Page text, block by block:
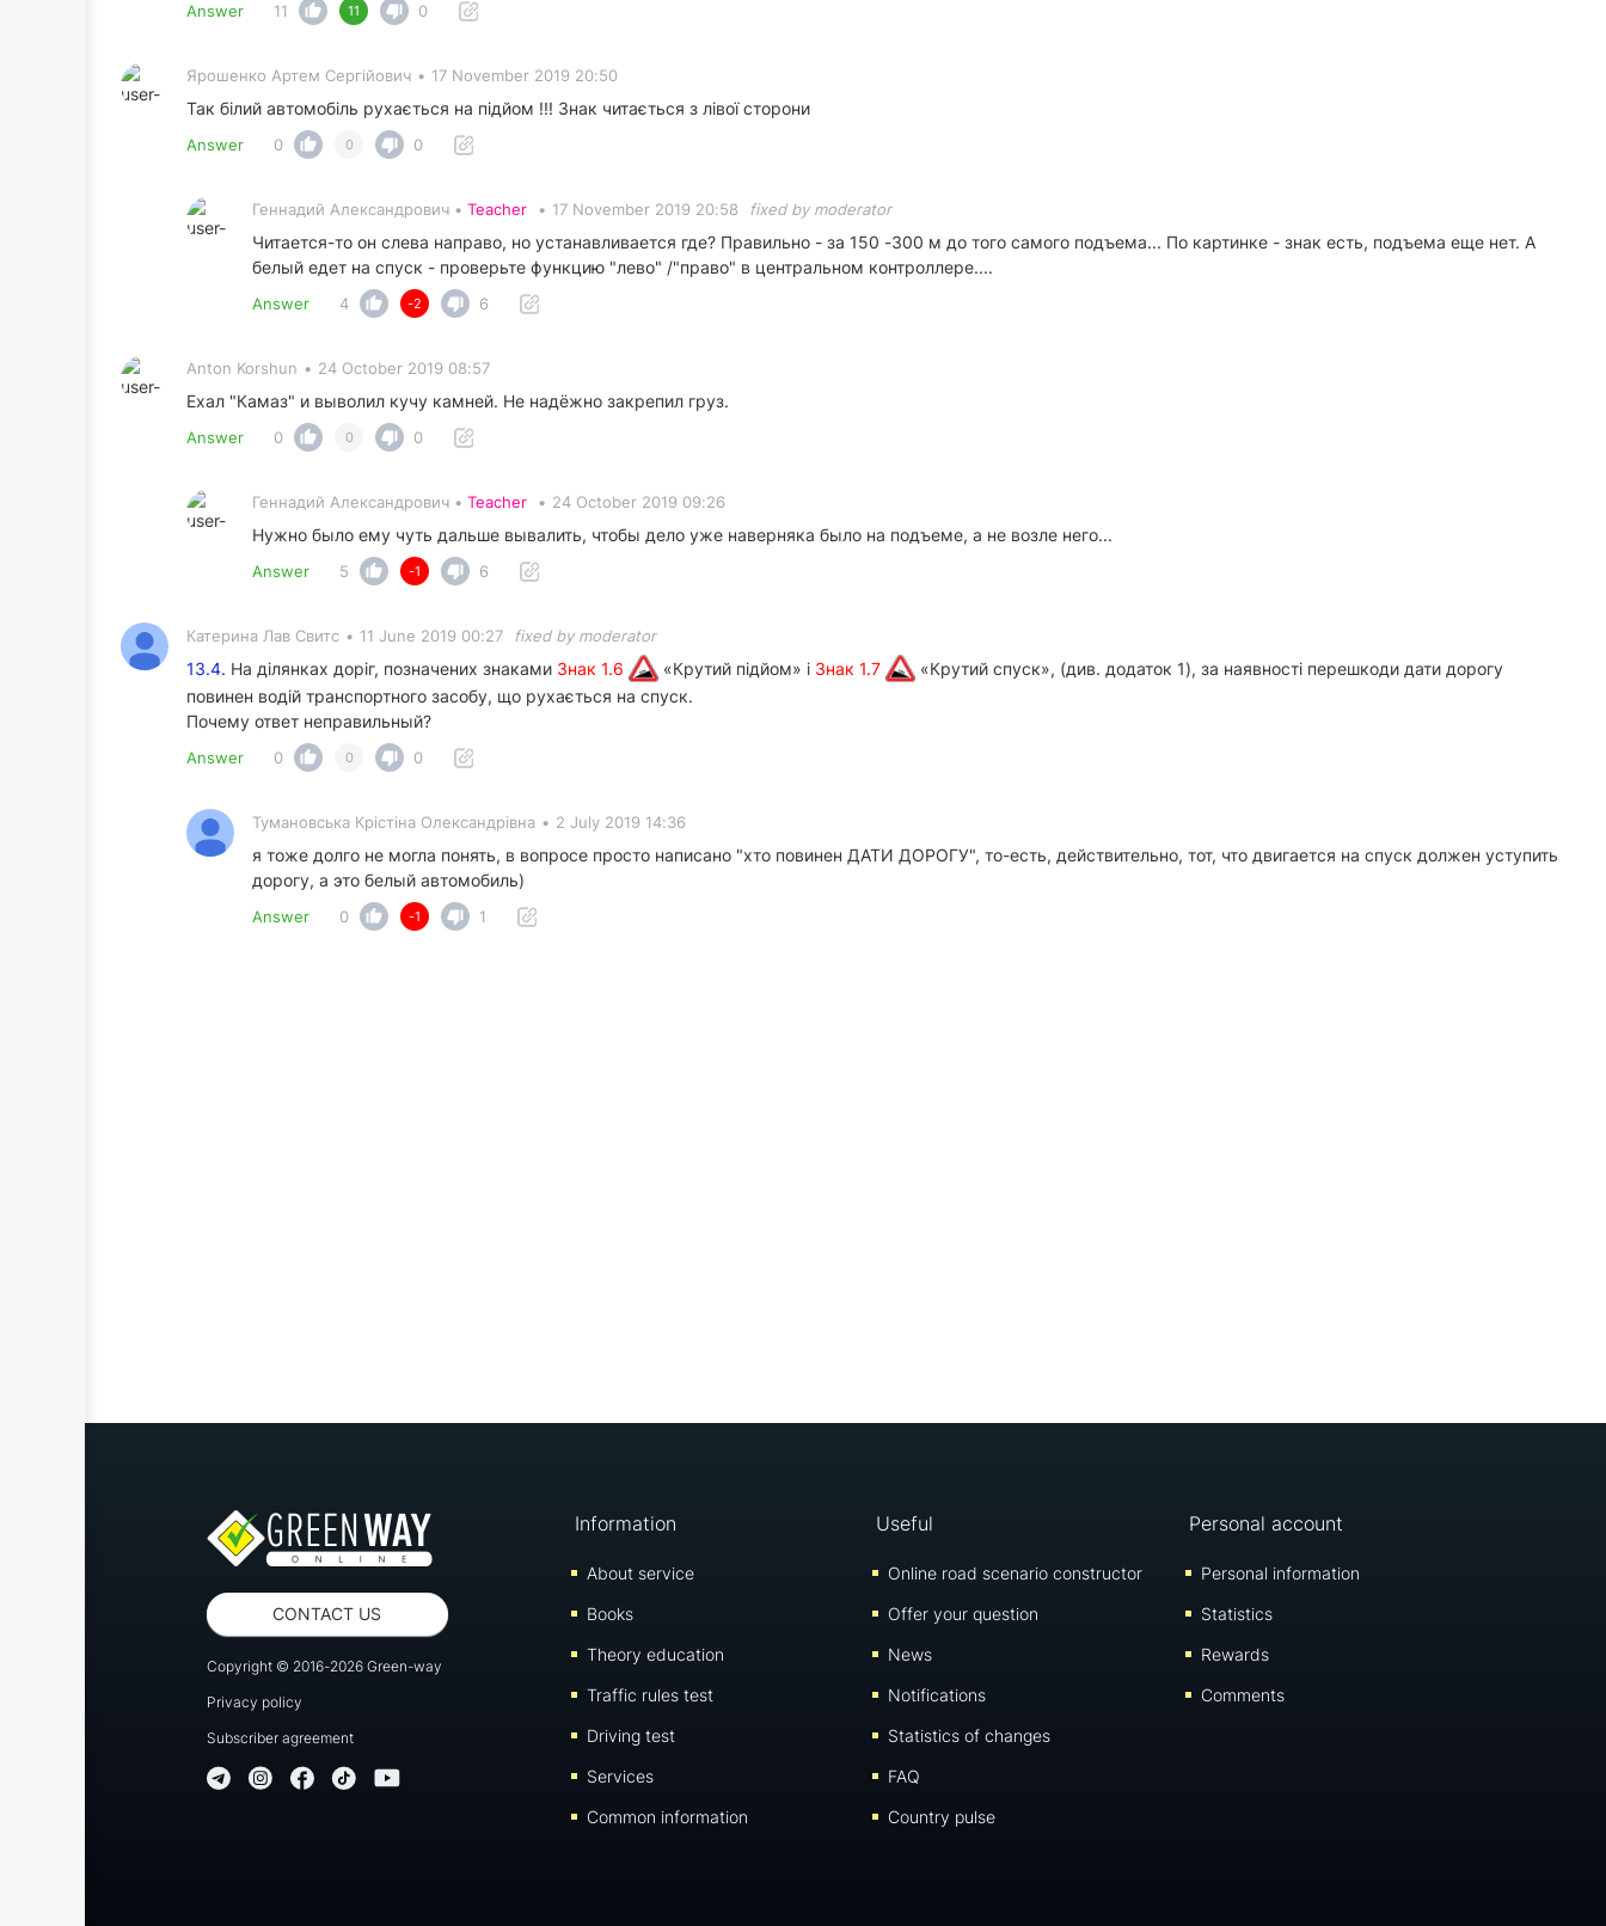
Answer 11 11 0
Ярошенко Артем Сергійович • 17 November 2019 20:50
Так білий автомобіль рухається на підйом !!! Знак читається з лівої сторони
Answer 0 0 0
Геннадий Александрович • Teacher • 17 November 2019 20:58 fixed by moderator
Читается-то он слева направо, но устанавливается где? Правильно - за 150 -300 м до того самого подъема... По картинке - знак есть, подъема еще нет. А
белый едет на спуск - проверьте функцию "лево" /"право" в центральном контроллере....
Answer 4 -2 6
Anton Korshun • 24 October 2019 08:57
Ехал "Камаз" и выволил кучу камней. Не надёжно закрепил груз.
Answer 0 0 0
Геннадий Александрович • Teacher • 24 October 2019 09:26
Нужно было ему чуть дальше вывалить, чтобы дело уже наверняка было на подъеме, а не возле него...
Answer 5 -1 6
Катерина Лав Свитс • 11 June 2019 00:27 fixed by moderator
13.4. На ділянках доріг, позначених знаками Знак 1.6 «Крутий підйом» і Знак 1.7
«Крутий спуск», (див. додаток 1), за наявності перешкоди дати дорогу
повинен водій транспортного засобу, що рухається на спуск.
Почему ответ неправильный?
Answer 0 0 0
Тумановська Крістіна Олександрівна • 2 July 2019 14:36
я тоже долго не могла понять, в вопросе просто написано "хто повинен ДАТИ ДОРОГУ", то-есть, действительно, тот, что двигается на спуск должен уступить
дорогу, а это белый автомобиль)
Answer 0 -1 1
CONTACT US
Copyright © 2016-2026 Green-way
Privacy policy
Subscriber agreement
Information
About service
Books
Theory education
Traffic rules test
Driving test
Services
Common information
Useful
Online road scenario constructor
Offer your question
News
Notifications
Statistics of changes
FAQ
Country pulse
Personal account
Personal information
Statistics
Rewards
Comments